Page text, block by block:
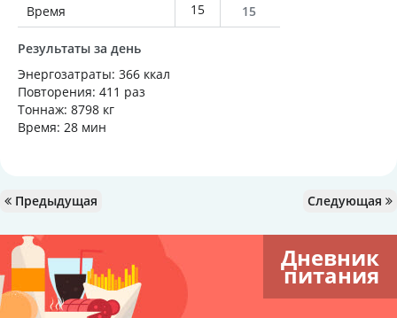
Время 15 15
Результаты за день
Энергозатраты: 366 ккал
Повторения: 411 раз
Тоннаж: 8798 кг
Время: 28 мин
Предыдущая Следующая
Дневник
питания